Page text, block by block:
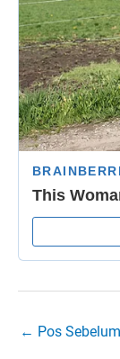
← Pos